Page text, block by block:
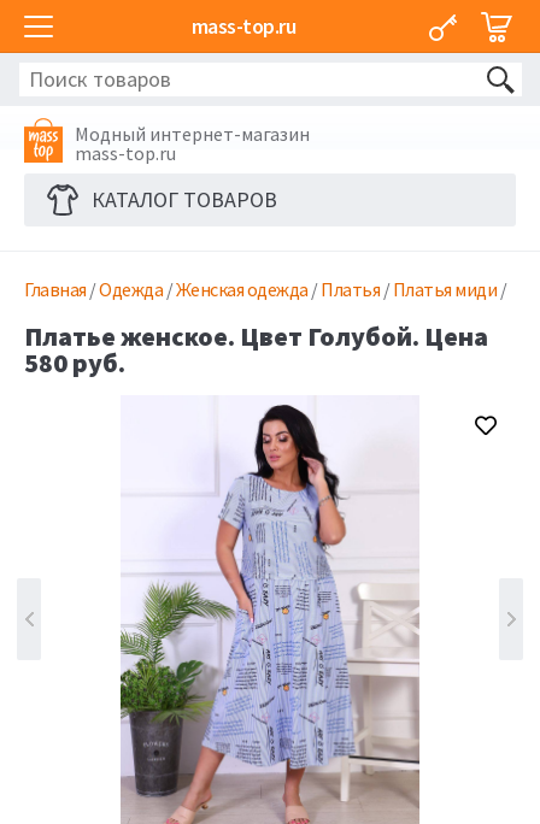
mass-top.ru
Модный интернет-магазин
mass-top.ru
КАТАЛОГ ТОВАРОВ
Главная /Одежда /Женская одежда /Платья /Платья миди /
Платье женское. Цвет Голубой. Цена
580 руб.